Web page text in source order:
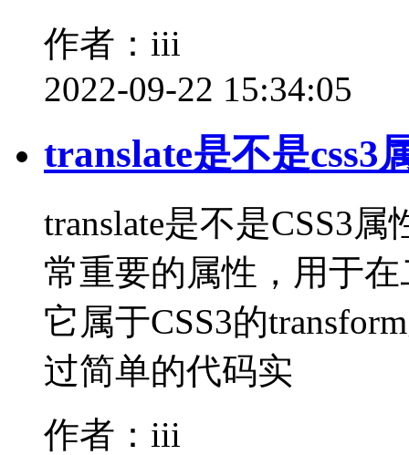
作者：iii
2022-09-22 15:34:05
translate是不是css3
translate是不是CSS3属
常重要的属性，用于
它属于CSS3的
过简单的代码实
作者：iii